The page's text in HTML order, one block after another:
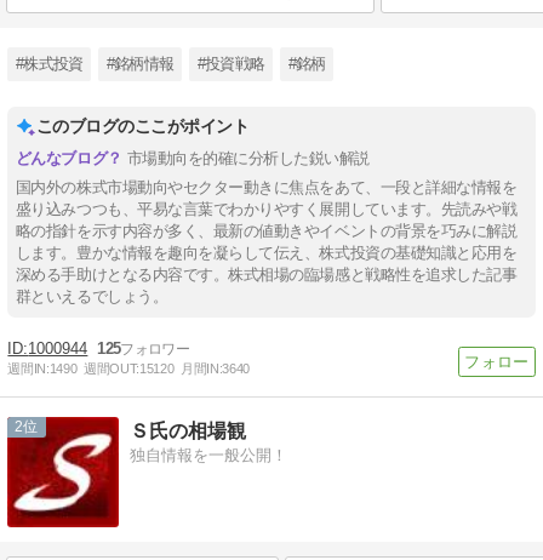
#株式投資 #銘柄情報 #投資戦略 #銘柄
このブログのここがポイント
市場動向を的確に分析した鋭い解説
国内外の株式市場動向やセクター動きに焦点をあて、一段と詳細な情報を
盛り込みつつも、平易な言葉でわかりやすく展開しています。先読みや戦
略の指針を示す内容が多く、最新の値動きやイベントの背景を巧みに解説
します。豊かな情報を趣向を凝らして伝え、株式投資の基礎知識と応用を
深める手助けとなる内容です。株式相場の臨場感と戦略性を追求した記事
群といえるでしょう。
1000944 125
週間IN:1490 週間OUT:15120 月間IN:3640
2 Ｓ氏の相場観
独自情報を一般公開！